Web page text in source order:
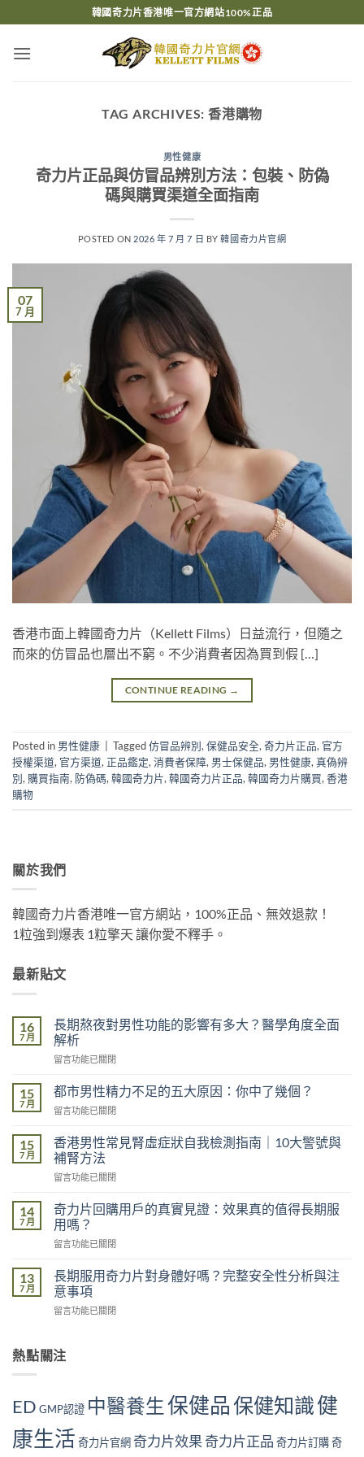
to
content
韓國奇力片香港唯一官方網站100%正品
TAG ARCHIVES: 香港購物
男性健康
奇力片正品與仿冒品辨別方法：包裝、防偽
碼與購買渠道全面指南
POSTED ON 2026 年 7 月 7 日 BY韓國奇力片官網
07
7 月
香港市面上韓國奇力片（Kellett Films）日益流行，但隨之
而來的仿冒品也層出不窮。不少消費者因為買到假 […]
CONTINUE READING →
Posted in 男性健康 Tagged仿冒品辨別, 保健品安全, 奇力片正品, 官方
授權渠道, 官方渠道, 正品鑑定, 消費者保障, 男士保健品, 男性健康, 真偽辨
別, 購買指南, 防偽碼, 韓國奇力片, 韓國奇力片正品, 韓國奇力片購買, 香港
購物
關於我們
韓國奇力片香港唯一官方網站，100%正品、無效退款！
1粒強到爆表 1粒擎天 讓你愛不釋手。
最新貼文
16
7 月
長期熬夜對男性功能的影響有多大？醫學角度全面
解析
在
期
熬
夜
男
性
能
影
響
有
多
醫
學
角
面
解
留言功能已關閉
15
7 月
都市男性精力不足的五大原因：你中了幾個？
在
市
男
性
精
不
足
的
五
原
因：
中
個？〉
留言功能已關閉
15
7 月
香港男性常見腎虛症狀自我檢測指南｜10大警號與
補腎方法
在
港
男
性
常
腎
虛
症
狀
檢
｜
大
留言功能已關閉
14
7 月
奇力片回購用戶的真實見證：效果真的值得長期服
用嗎？
在
力
片
回
購
的
證：
果
真
留言功能已關閉
13
7 月
長期服用奇力片對身體好嗎？完整安全性分析與注
意事項
在
服
用
片
身
體
留言功能已關閉
熱點關注
ED GMP認證 中醫養生保健品保健知識健
康生活 奇力片官網 奇力片效果 奇力片正品 奇力片訂購奇